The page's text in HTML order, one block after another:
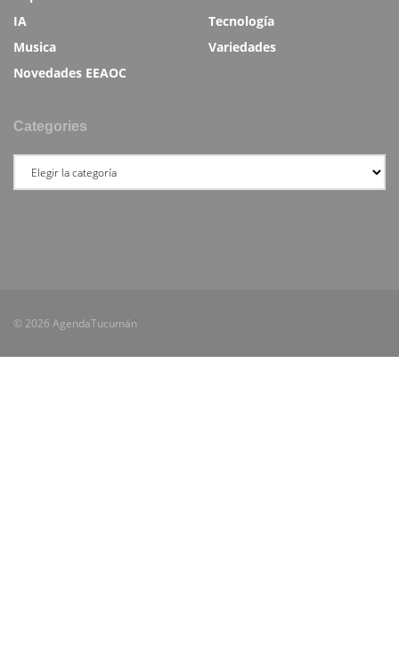
IA
Musica
Novedades EEAOC
Tecnología
Variedades
Categories
© 2026 AgendaTucumán